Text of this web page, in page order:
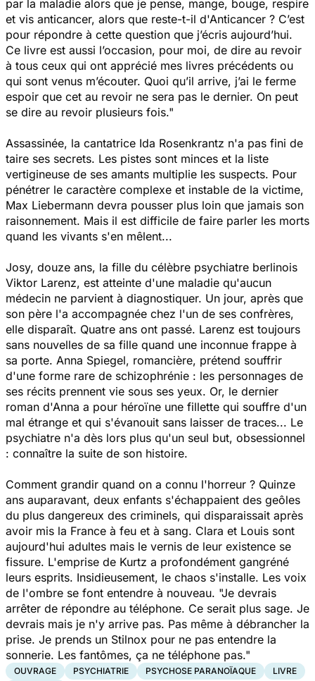
par la maladie alors que je pense, mange, bouge, respire
et vis anticancer, alors que reste-t-il d'Anticancer ? C’est
pour répondre à cette question que j’écris aujourd’hui.
Ce livre est aussi l’occasion, pour moi, de dire au revoir
à tous ceux qui ont apprécié mes livres précédents ou
qui sont venus m’écouter. Quoi qu’il arrive, j’ai le ferme
espoir que cet au revoir ne sera pas le dernier. On peut
se dire au revoir plusieurs fois."
Assassinée, la cantatrice Ida Rosenkrantz n'a pas fini de
taire ses secrets. Les pistes sont minces et la liste
vertigineuse de ses amants multiplie les suspects. Pour
pénétrer le caractère complexe et instable de la victime,
Max Liebermann devra pousser plus loin que jamais son
raisonnement. Mais il est difficile de faire parler les morts
quand les vivants s'en mêlent...
Josy, douze ans, la fille du célèbre psychiatre berlinois
Viktor Larenz, est atteinte d'une maladie qu'aucun
médecin ne parvient à diagnostiquer. Un jour, après que
son père l'a accompagnée chez l'un de ses confrères,
elle disparaît. Quatre ans ont passé. Larenz est toujours
sans nouvelles de sa fille quand une inconnue frappe à
sa porte. Anna Spiegel, romancière, prétend souffrir
d'une forme rare de schizophrénie : les personnages de
ses récits prennent vie sous ses yeux. Or, le dernier
roman d'Anna a pour héroïne une fillette qui souffre d'un
mal étrange et qui s'évanouit sans laisser de traces... Le
psychiatre n'a dès lors plus qu'un seul but, obsessionnel
: connaître la suite de son histoire.
Comment grandir quand on a connu l'horreur ? Quinze
ans auparavant, deux enfants s'échappaient des geôles
du plus dangereux des criminels, qui disparaissait après
avoir mis la France à feu et à sang. Clara et Louis sont
aujourd'hui adultes mais le vernis de leur existence se
fissure. L'emprise de Kurtz a profondément gangréné
leurs esprits. Insidieusement, le chaos s'installe. Les voix
de l'ombre se font entendre à nouveau. "Je devrais
arrêter de répondre au téléphone. Ce serait plus sage. Je
devrais mais je n'y arrive pas. Pas même à débrancher la
prise. Je prends un Stilnox pour ne pas entendre la
sonnerie. Les fantômes, ça ne téléphone pas."
OUVRAGE PSYCHIATRIE PSYCHOSE PARANOÏAQUE
LIVRE